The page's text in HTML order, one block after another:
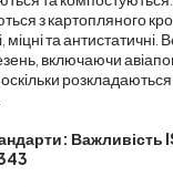
з картопляного
міцні та антистатичні.
включаючи
Важливість